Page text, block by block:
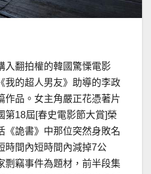
入翻拍權的韓國驚慄電影
我的超人男友》助導的李政
作品。女主角嚴正花憑著片
第18屆[春史電影節大賞]榮
《詭書》中那位突然身敗名
時間內短時間內減掉7公
剽竊事件為題材，前半段集